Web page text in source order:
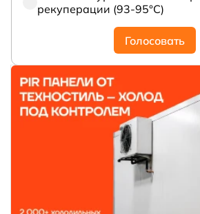
рекуперации (93-95°С)
Голосовать